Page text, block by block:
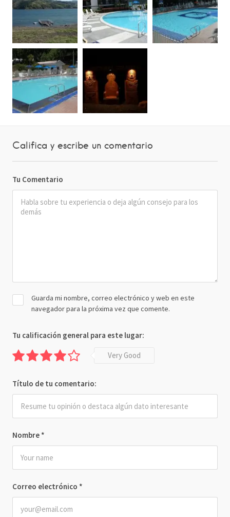
Califica y escribe un comentario
Tu Comentario
Nombre *
Correo electrónico *
Guarda mi nombre, correo electrónico y web en este
navegador para la próxima vez que comente.
Tu calificación general para este lugar:
Very Good
Título de tu comentario: